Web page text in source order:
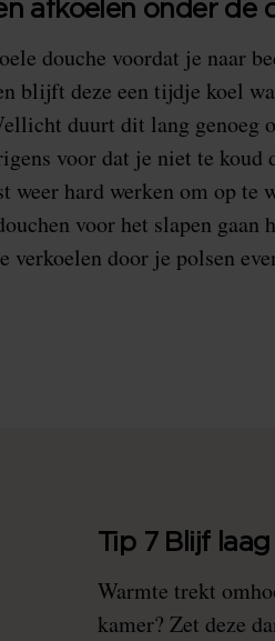
afkoelen onder de
douche voordat je naar
blijft deze een tijdje koel
duurt dit lang genoeg
voor dat je niet te koud
weer hard werken om op te
voor het slapen gaan
verkoelen door je polsen
Tip 7 Blijf laag
Warmte trekt
kamer? Zet deze